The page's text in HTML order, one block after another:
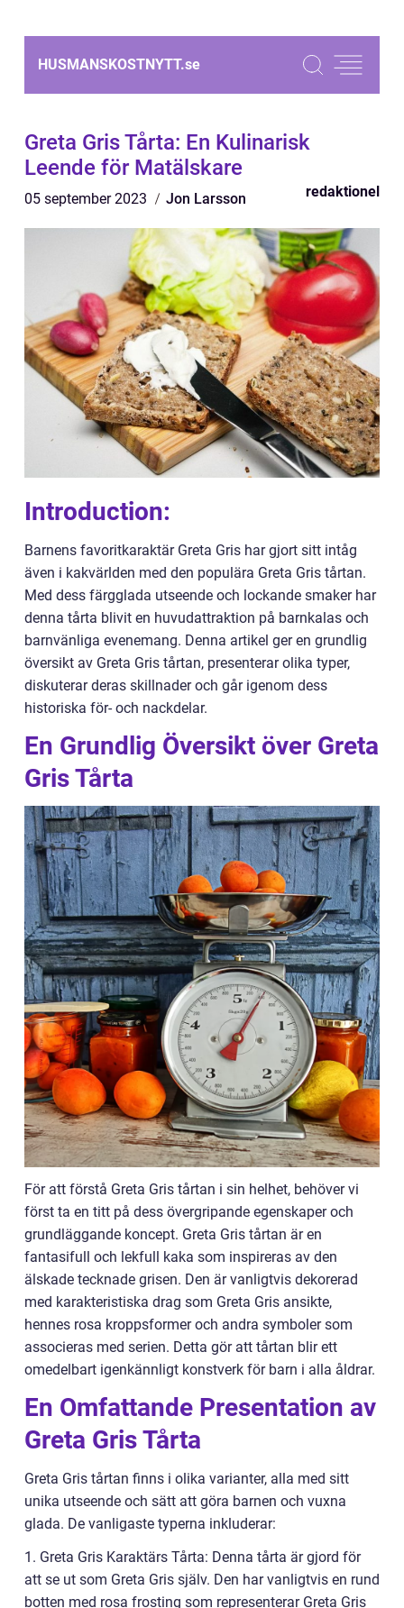
HUSMANSKOSTNYTT.se
Greta Gris Tårta: En Kulinarisk
Leende för Matälskare
05 september 2023 Jon Larsson redaktionel
Introduction:
Barnens favoritkaraktär Greta Gris har gjort sitt intåg
även i kakvärlden med den populära Greta Gris tårtan.
Med dess färgglada utseende och lockande smaker har
denna tårta blivit en huvudattraktion på barnkalas och
barnvänliga evenemang. Denna artikel ger en grundlig
översikt av Greta Gris tårtan, presenterar olika typer,
diskuterar deras skillnader och går igenom dess
historiska för- och nackdelar.
En Grundlig Översikt över Greta
Gris Tårta
För att förstå Greta Gris tårtan i sin helhet, behöver vi
först ta en titt på dess övergripande egenskaper och
grundläggande koncept. Greta Gris tårtan är en
fantasifull och lekfull kaka som inspireras av den
älskade tecknade grisen. Den är vanligtvis dekorerad
med karakteristiska drag som Greta Gris ansikte,
hennes rosa kroppsformer och andra symboler som
associeras med serien. Detta gör att tårtan blir ett
omedelbart igenkännligt konstverk för barn i alla åldrar.
En Omfattande Presentation av
Greta Gris Tårta
Greta Gris tårtan finns i olika varianter, alla med sitt
unika utseende och sätt att göra barnen och vuxna
glada. De vanligaste typerna inkluderar:
1. Greta Gris Karaktärs Tårta: Denna tårta är gjord för
att se ut som Greta Gris själv. Den har vanligtvis en rund
botten med rosa frosting som representerar Greta Gris